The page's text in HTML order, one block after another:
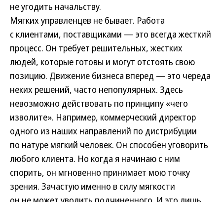
не угодить начальству.
Мягких управленцев не бывает. Работа
с клиентами, поставщиками — это всегда жесткий
процесс. Он требует решительных, жестких
людей, которые готовы и могут отстоять свою
позицию. Движение бизнеса вперед — это череда
неких решений, часто непопулярных. Здесь
невозможно действовать по принципу «чего
изволите». Например, коммерческий директор
одного из наших направлений по дистрибуции
по натуре мягкий человек. Он способен уговорить
любого клиента. Но когда я начинаю с ним
спорить, он мгновенно принимает мою точку
зрения. Зачастую именно в силу мягкости